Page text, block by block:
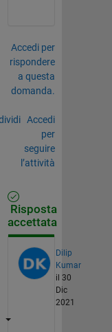
Accedi per
rispondere
a questa
domanda.
Accedi
per
seguire
l’attività
Risposta
accettata
Dilip
Kumar
il 30
Dic
2021